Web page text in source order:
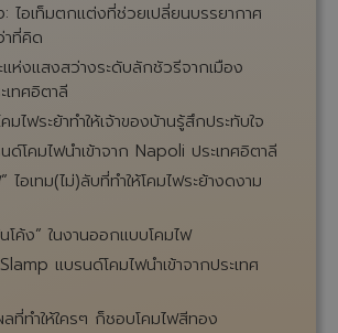
ไอเท็มตกแต่งที่ช่วยเปลี่ยนบรรยากาศ
าที่คิด
ห่งแสงสว่างระดับลักชัวรีจากเมือง
ทศอิตาลี
ไฟระย้าทำให้เจ้าของบ้านรู้สึกประทับใจ
ด์โคมไฟนำเข้าจาก Napoli ประเทศอิตาลี
ไอเทม(ไม่)ลับที่ทำให้โคมไฟระย้างดงาม
ค้ง” ในงานออกแบบโคมไฟ
แบรนด์โคมไฟนำเข้าจากประเทศ
ที่ทำให้ใครๆ ก็ชอบโคมไฟสีทอง